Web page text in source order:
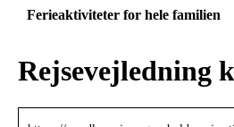
Ferieaktiviteter for hele familien
Rejsevejledning